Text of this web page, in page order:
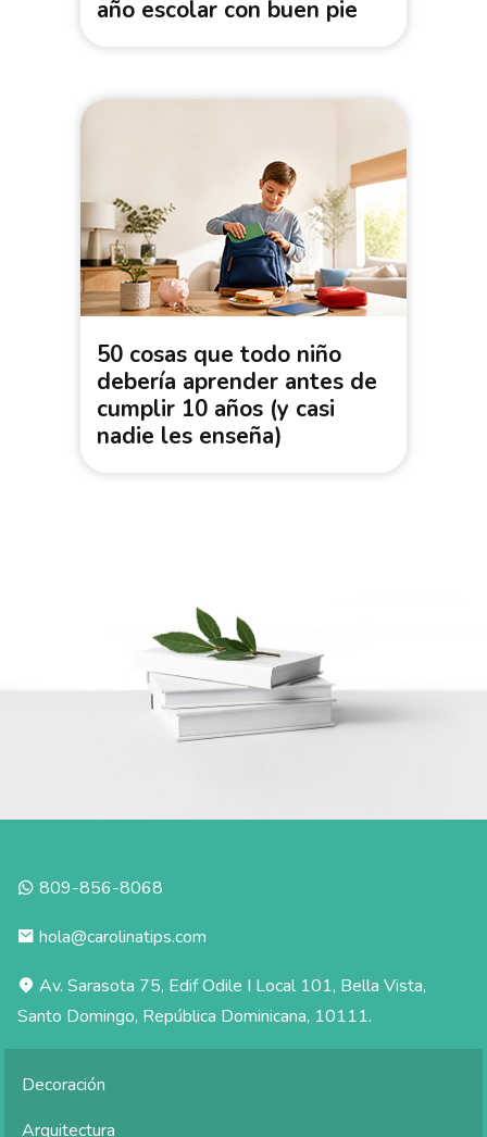
año escolar con buen pie
50 cosas que todo niño
debería aprender antes de
cumplir 10 años (y casi
nadie les enseña)
809-856-8068
hola@carolinatips.com
Av. Sarasota 75, Edif Odile I Local 101, Bella Vista,
Santo Domingo, República Dominicana, 10111.
Decoración
Arquitectura